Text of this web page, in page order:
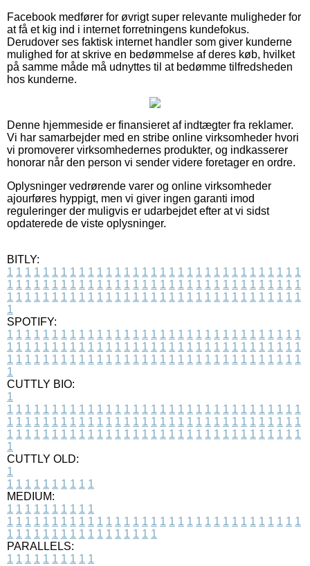
Facebook medfører for øvrigt super relevante muligheder for
at få et kig ind i internet forretningens kundefokus.
Derudover ses faktisk internet handler som giver kunderne
mulighed for at skrive en bedømmelse af deres køb, hvilket
på samme måde må udnyttes til at bedømme tilfredsheden
hos kunderne.
Denne hjemmeside er finansieret af indtægter fra reklamer.
Vi har samarbejder med en stribe online virksomheder hvori
vi promoverer virksomhedernes produkter, og indkasserer
honorar når den person vi sender videre foretager en ordre.
Oplysninger vedrørende varer og online virksomheder
ajourføres hyppigt, men vi giver ingen garanti imod
reguleringer der muligvis er udarbejdet efter at vi sidst
opdaterede de viste oplysninger.
BITLY:
1 1 1 1 1 1 1 1 1 1 1 1 1 1 1 1 1 1 1 1 1 1 1 1 1 1 1 1 1 1 1 1 1
1 1 1 1 1 1 1 1 1 1 1 1 1 1 1 1 1 1 1 1 1 1 1 1 1 1 1 1 1 1 1 1 1
1 1 1 1 1 1 1 1 1 1 1 1 1 1 1 1 1 1 1 1 1 1 1 1 1 1 1 1 1 1 1 1 1
1
SPOTIFY:
1 1 1 1 1 1 1 1 1 1 1 1 1 1 1 1 1 1 1 1 1 1 1 1 1 1 1 1 1 1 1 1 1
1 1 1 1 1 1 1 1 1 1 1 1 1 1 1 1 1 1 1 1 1 1 1 1 1 1 1 1 1 1 1 1 1
1 1 1 1 1 1 1 1 1 1 1 1 1 1 1 1 1 1 1 1 1 1 1 1 1 1 1 1 1 1 1 1 1
1
CUTTLY BIO:
1
1 1 1 1 1 1 1 1 1 1 1 1 1 1 1 1 1 1 1 1 1 1 1 1 1 1 1 1 1 1 1 1 1
1 1 1 1 1 1 1 1 1 1 1 1 1 1 1 1 1 1 1 1 1 1 1 1 1 1 1 1 1 1 1 1 1
1 1 1 1 1 1 1 1 1 1 1 1 1 1 1 1 1 1 1 1 1 1 1 1 1 1 1 1 1 1 1 1 1
1
CUTTLY OLD:
1
1 1 1 1 1 1 1 1 1 1
MEDIUM:
1 1 1 1 1 1 1 1 1 1
1 1 1 1 1 1 1 1 1 1 1 1 1 1 1 1 1 1 1 1 1 1 1 1 1 1 1 1 1 1 1 1 1
1 1 1 1 1 1 1 1 1 1 1 1 1 1 1 1 1
PARALLELS:
1 1 1 1 1 1 1 1 1 1